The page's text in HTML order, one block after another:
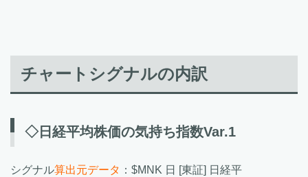
チャートシグナルの内訳
◇日経平均株価の気持ち指数Var.1
シグナル算出元データ ：$MNK 日 [東証] 日経平